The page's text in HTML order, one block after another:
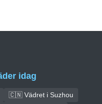
idag
🇨🇳 Vädret i Suzhou